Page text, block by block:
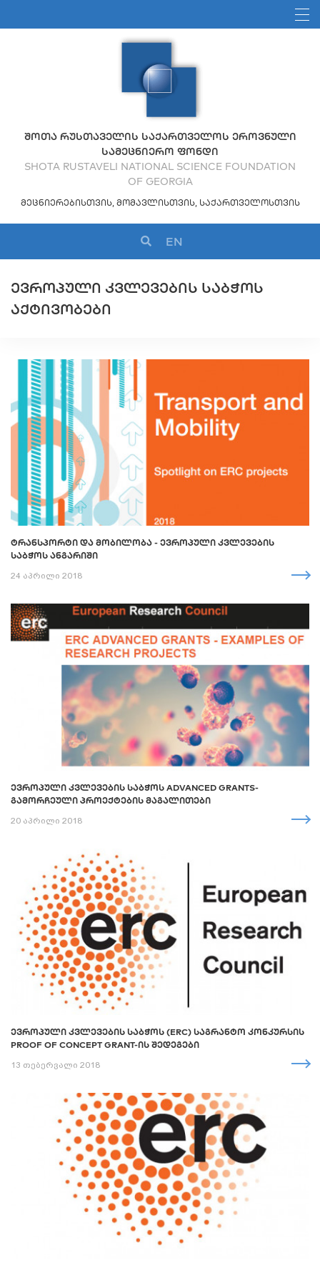
ᲨᲝᲗᲐ ᲠᲣᲡᲗᲐᲕᲔᲚᲘᲡ ᲡᲐᲥᲐᲠᲗᲕᲔᲚᲝᲡ ᲔᲠᲝᲕᲜᲣᲚᲘ
ᲡᲐᲛᲔᲪᲜᲘᲔᲠᲝ ᲤᲝᲜᲓᲘ
SHOTA RUSTAVELI NATIONAL SCIENCE FOUNDATION
OF GEORGIA
ᲛᲔᲪᲜᲘᲔᲠᲔᲑᲘᲡᲗᲕᲘᲡ, ᲛᲝᲛᲐᲕᲚᲘᲡᲗᲕᲘᲡ, ᲡᲐᲥᲐᲠᲗᲕᲔᲚᲝᲡᲗᲕᲘᲡ
EN
ᲔᲕᲠᲝᲞᲣᲚᲘ ᲙᲕᲚᲔᲕᲔᲑᲘᲡ ᲡᲐᲑᲭᲝᲡ
ᲐᲥᲢᲘᲕᲝᲑᲔᲑᲘ
ᲢᲠᲐᲜᲡᲞᲝᲠᲢᲘ ᲓᲐ ᲛᲝᲑᲘᲚᲝᲑᲐ - ᲔᲕᲠᲝᲞᲣᲚᲘ ᲙᲕᲚᲔᲕᲔᲑᲘᲡ
ᲡᲐᲑᲭᲝᲡ ᲐᲜᲒᲐᲠᲘᲨᲘ
24 აპრილი 2018
ᲔᲕᲠᲝᲞᲣᲚᲘ ᲙᲕᲚᲔᲕᲔᲑᲘᲡ ᲡᲐᲑᲭᲝᲡ ADVANCED GRANTS-
ᲒᲐᲛᲝᲠᲩᲔᲣᲚᲘ ᲞᲠᲝᲔᲥᲢᲔᲑᲘᲡ ᲛᲐᲒᲐᲚᲘᲗᲔᲑᲘ
20 აპრილი 2018
ᲔᲕᲠᲝᲞᲣᲚᲘ ᲙᲕᲚᲔᲕᲔᲑᲘᲡ ᲡᲐᲑᲭᲝᲡ (ERC) ᲡᲐᲒᲠᲐᲜᲢᲝ ᲙᲝᲜᲙᲣᲠᲡᲘᲡ
PROOF OF CONCEPT GRANT-ᲘᲡ ᲨᲔᲓᲔᲒᲔᲑᲘ
13 თებერვალი 2018